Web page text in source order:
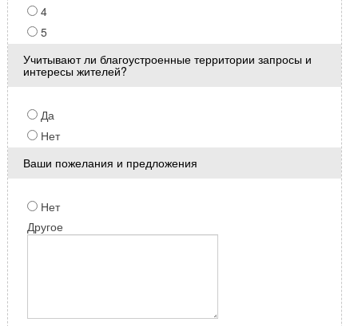
4
5
Учитывают ли благоустроенные территории запросы и
интересы жителей?
Да
Нет
Ваши пожелания и предложения
Нет
Другое